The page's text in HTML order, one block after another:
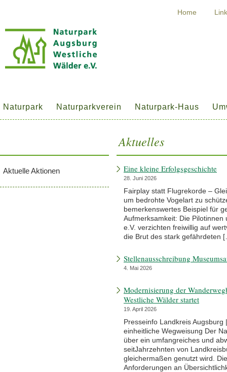
Home
Naturpark Naturparkverein Naturpark-Haus
Aktuelle Aktionen
Aktuelles
Eine kleine Erfolgsgeschichte
28. Juni 2026
Fairplay statt Flugrekorde –
um bedrohte Vogelart zu
bemerkenswertes Beispiel für
Aufmerksamkeit: Die Pilotinnen
e.V. verzichten freiwillig auf
die Brut des stark gefährdeten
Stellenausschreibung
4. Mai 2026
Modernisierung der
Westliche Wälder startet
19. April 2026
Presseinfo Landkreis
einheitliche Wegweisung Der
über ein umfangreiches und
seitJahrzehnten von
gleichermaßen genutzt wird.
Anforderungen an